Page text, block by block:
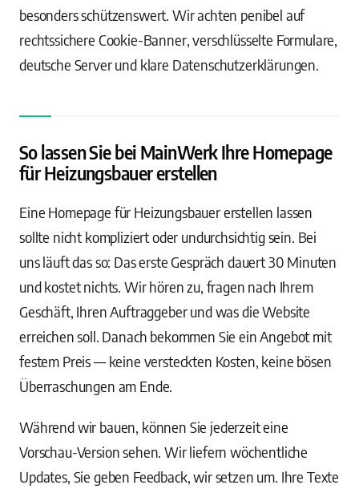
besonders schützenswert. Wir achten penibel auf
rechtssichere Cookie-Banner, verschlüsselte Formulare,
deutsche Server und klare Datenschutzerklärungen.
So lassen Sie bei MainWerk Ihre Homepage
für Heizungsbauer erstellen
Eine Homepage für Heizungsbauer erstellen lassen
sollte nicht kompliziert oder undurchsichtig sein. Bei
uns läuft das so: Das erste Gespräch dauert 30 Minuten
und kostet nichts. Wir hören zu, fragen nach Ihrem
Geschäft, Ihren Auftraggeber und was die Website
erreichen soll. Danach bekommen Sie ein Angebot mit
festem Preis — keine versteckten Kosten, keine bösen
Überraschungen am Ende.
Während wir bauen, können Sie jederzeit eine
Vorschau-Version sehen. Wir liefern wöchentliche
Updates, Sie geben Feedback, wir setzen um. Ihre Texte